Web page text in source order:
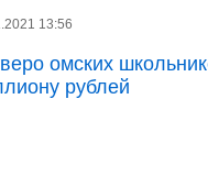
13:56
омских
рублей